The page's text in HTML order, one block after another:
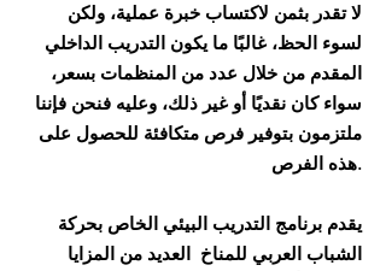
لا تقدر بثمن لاكتساب خبرة عملية، ولكن
لسوء الحظ، غالبًا ما يكون التدريب الداخلي
المقدم من خلال عدد من المنظمات بسعر،
سواء كان نقديًا أو غير ذلك، وعليه فنحن فإننا
ملتزمون بتوفير فرص متكافئة للحصول على
هذه الفرص.
يقدم برنامج التدريب البيئي الخاص بحركة
الشباب العربي للمناخ العديد من المزايا